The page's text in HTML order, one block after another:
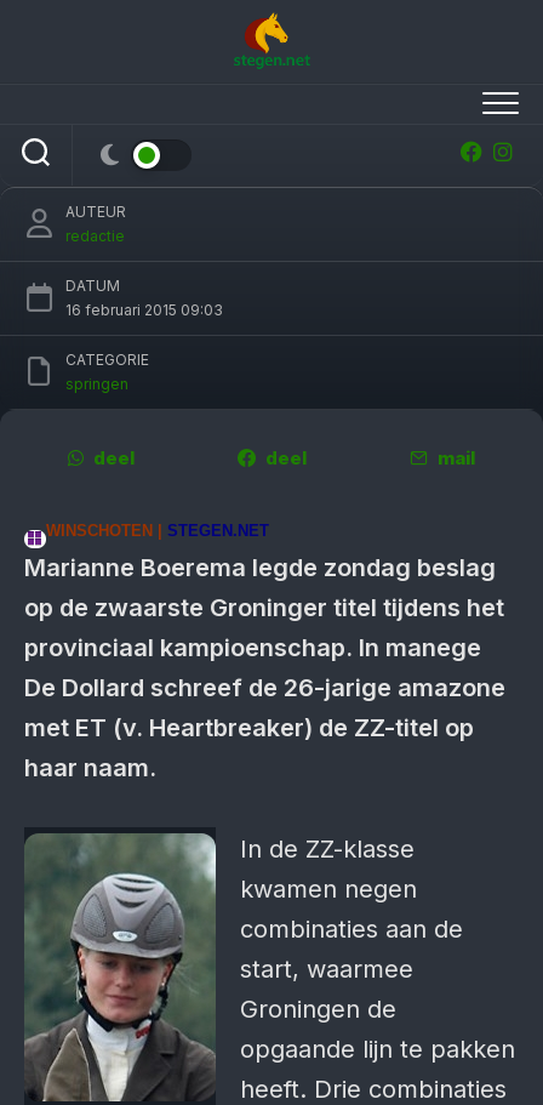
Marianne Boerema grijpt met ET Groninger
springtitel in ZZ-klasse
AUTEUR
redactie
DATUM
16 februari 2015 09:03
CATEGORIE
springen
deel deel mail
WINSCHOTEN | STEGEN.NET
Marianne Boerema legde zondag beslag
op de zwaarste Groninger titel tijdens het
provinciaal kampioenschap. In manege
De Dollard schreef de 26-jarige amazone
met ET (v. Heartbreaker) de ZZ-titel op
haar naam.
In de ZZ-klasse
kwamen negen
combinaties aan de
start, waarmee
Groningen de
opgaande lijn te pakken
heeft. Drie combinaties